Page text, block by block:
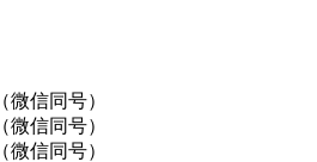
微信同号）
微信同号）
微信同号）